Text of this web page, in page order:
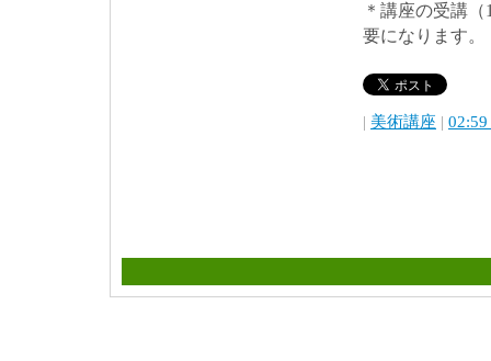
＊講座の受講
要になります。
| 美術講座 | 02:59